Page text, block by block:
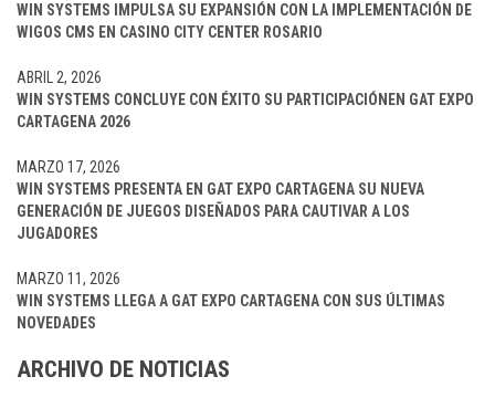
WIN SYSTEMS IMPULSA SU EXPANSIÓN CON LA IMPLEMENTACIÓN DE
WIGOS CMS EN CASINO CITY CENTER ROSARIO
WIN SYSTEMS CONCLUYE CON ÉXITO SU PARTICIPACIÓNEN GAT EXPO
CARTAGENA 2026
ABRIL 2, 2026
WIN SYSTEMS PRESENTA EN GAT EXPO CARTAGENA SU NUEVA
GENERACIÓN DE JUEGOS DISEÑADOS PARA CAUTIVAR A LOS
JUGADORES
MARZO 17, 2026
WIN SYSTEMS LLEGA A GAT EXPO CARTAGENA CON SUS ÚLTIMAS
NOVEDADES
MARZO 11, 2026
ARCHIVO DE NOTICIAS